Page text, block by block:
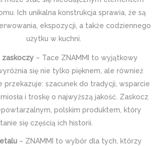
Ich unikalna konstrukcja sprawia, że są
ekspozycji, a także codziennego
użytku w kuchni.
zaskoczy– Tace ZNAMMI to wyjątkowy
się nie tylko pięknem, ale również
przekazuje: szacunek do tradycji, wsparcie
i troskę o najwyższą jakość. Zaskocz
polskim produktem, który
się częścią ich historii.
– ZNAMMI to wybór dla tych, którzy